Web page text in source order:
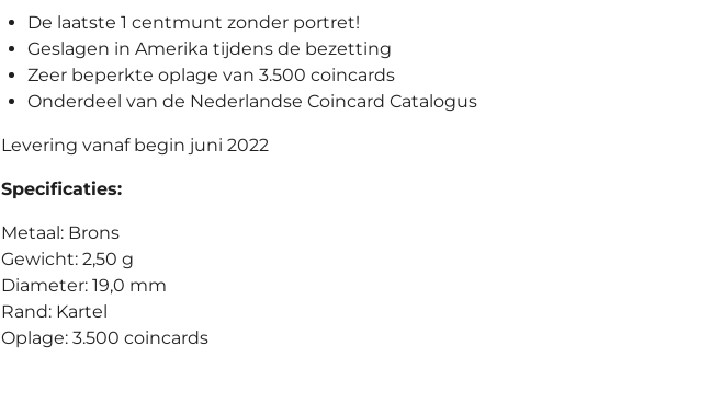
De laatste 1 centmunt zonder portret!
Geslagen in Amerika tijdens de bezetting
Zeer beperkte oplage van 3.500 coincards
Onderdeel van de Nederlandse Coincard Catalogus
Levering vanaf begin juni 2022
Specificaties:
Metaal: Brons
Gewicht: 2,50 g
Diameter: 19,0 mm
Rand: Kartel
Oplage: 3.500 coincards